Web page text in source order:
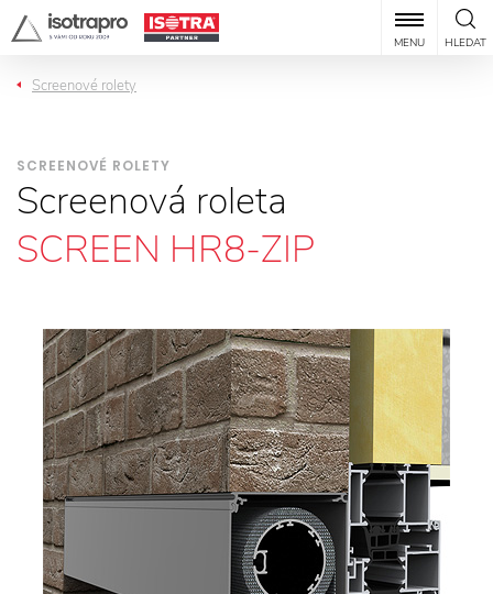
HLEDAT
MENU
Screenové rolety
SCREENOVÉ ROLETY
Screenová roleta
SCREEN HR8-ZIP